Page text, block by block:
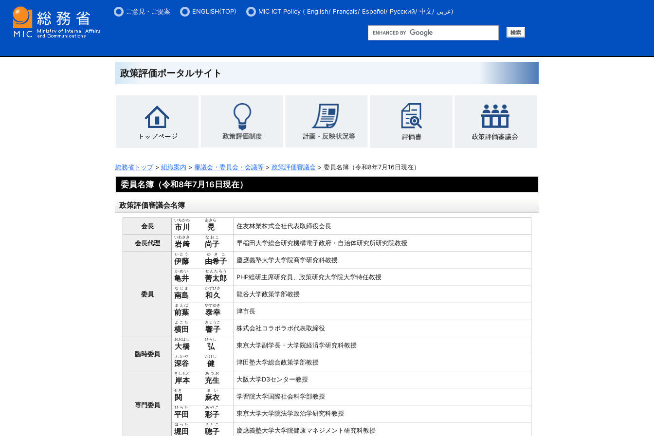
ご意見・ご提案 ENGLISH(TOP) MIC ICT Policy ( English/ Français/ Español/ Русский/ 中文/ عربي)
政策評価ポータルサイト
総務省トップ> 組織案内 > 審議会・委員会・会議等 > 政策評価審議会 > 委員名簿（令和8年7月16日現在）
委員名簿（令和8年7月16日現在）
政策評価審議会名簿
会長 市川
いちかわ
晃
あきら
住友林業株式会社代表取締役会長
会長代理 岩﨑
いわさき
尚子
なおこ
早稲田大学総合研究機構電子政府・自治体研究所研究院教授
委員
伊藤
いとう
由希子
ゆきこ
慶應義塾大学大学院商学研究科教授
亀井
かめい
善太郎
ぜんたろう
PHP総研主席研究員、政策研究大学院大学特任教授
南島
なじま
和久
かずひさ
龍谷大学政策学部教授
前葉
まえば
泰幸
やすゆき
津市長
横田
よこた
響子
きょうこ
株式会社コラボラボ代表取締役
臨時委員
大橋
おおはし
弘
ひろし
東京大学副学長・大学院経済学研究科教授
深谷
ふかや
健
たけし
津田塾大学総合政策学部教授
専門委員
岸本
きしもと
充生
あつお
大阪大学D3センター教授
関
せき
麻衣
まい
学習院大学国際社会科学部教授
平田
ひらた
彩子
あやこ
東京大学大学院法学政治学研究科教授
堀田
ほった
聰子
さとこ
慶應義塾大学大学院健康マネジメント研究科教授